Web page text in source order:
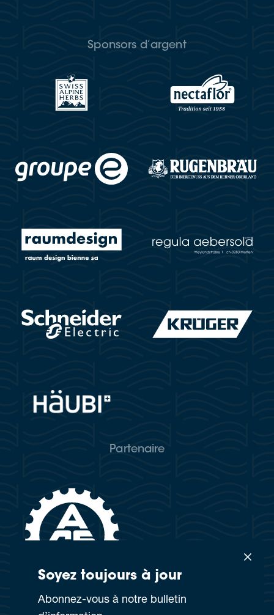
Sponsors d’argent
Partenaire
Soyez tou­jours à jour
Abon­nez-vous à notre bul­le­tin